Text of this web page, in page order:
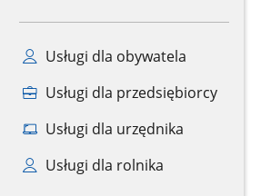
Usługi dla obywatela
Usługi dla przedsiębiorcy
Usługi dla urzędnika
Usługi dla rolnika